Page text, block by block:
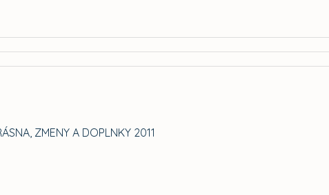
ZMENY A DOPLNKY 2011